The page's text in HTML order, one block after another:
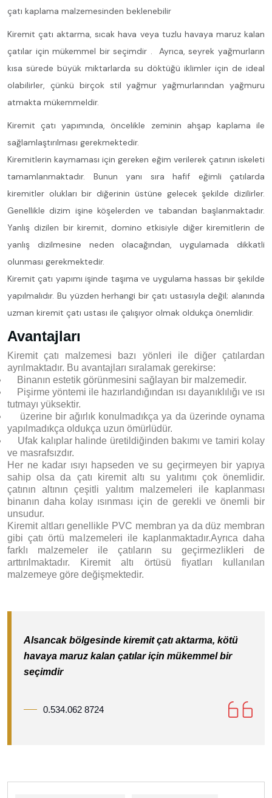
çatı kaplama malzemesinden beklenebilir
Kiremit çatı aktarma, sıcak hava veya tuzlu havaya maruz kalan
çatılar için mükemmel bir seçimdir . Ayrıca, seyrek yağmurların
kısa sürede büyük miktarlarda su döktüğü iklimler için de ideal
olabilirler, çünkü birçok stil yağmur yağmurlarından yağmuru
atmakta mükemmeldir.
Kiremit çatı yapımında, öncelikle zeminin ahşap kaplama ile
sağlamlaştırılması gerekmektedir.
Kiremitlerin kaymaması için gereken eğim verilerek çatının iskeleti
tamamlanmaktadır. Bunun yanı sıra hafif eğimli çatılarda
kiremitler olukları bir diğerinin üstüne gelecek şekilde dizilirler.
Genellikle dizim işine köşelerden ve tabandan başlanmaktadır.
Yanlış dizilen bir kiremit, domino etkisiyle diğer kiremitlerin de
yanlış dizilmesine neden olacağından, uygulamada dikkatli
olunması gerekmektedir.
Kiremit çatı yapımı işinde taşıma ve uygulama hassas bir şekilde
yapılmalıdır. Bu yüzden herhangi bir çatı ustasıyla değil; alanında
uzman kiremit çatı ustası ile çalışıyor olmak oldukça önemlidir.
Avantajları
Kiremit çatı malzemesi bazı yönleri ile diğer çatılardan
ayrılmaktadır. Bu avantajları sıralamak gerekirse:
Binanın estetik görünmesini sağlayan bir malzemedir.
Pişirme yöntemi ile hazırlandığından ısı dayanıklılığı ve ısı
tutmayı yüksektir.
üzerine bir ağırlık konulmadıkça ya da üzerinde oynama
yapılmadıkça oldukça uzun ömürlüdür.
Ufak kalıplar halinde üretildiğinden bakımı ve tamiri kolay
ve masrafsızdır.
Her ne kadar ısıyı hapseden ve su geçirmeyen bir yapıya
sahip olsa da çatı kiremit altı su yalıtımı çok önemlidir.
çatının altının çeşitli yalıtım malzemeleri ile kaplanması
binanın daha kolay ısınması için de gerekli ve önemli bir
unsudur.
Kiremit altları genellikle PVC membran ya da düz membran
gibi çatı örtü malzemeleri ile kaplanmaktadır.Ayrıca daha
farklı malzemeler ile çatıların su geçirmezlikleri de
arttırılmaktadır. Kiremit altı örtüsü fiyatları kullanılan
malzemeye göre değişmektedir.
Alsancak bölgesinde kiremit çatı aktarma, kötü
havaya maruz kalan çatılar için mükemmel bir
seçimdir
0.534.062 8724